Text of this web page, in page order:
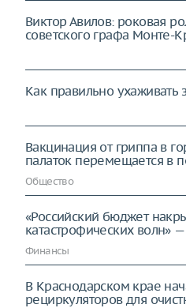
Виктор Авилов: роковая
советского графа Монте-
Как правильно ухаживать
Вакцинация от гриппа в
палаток перемещается в
Общество
«Российский бюджет
катастрофических волн»
Финансы
В Краснодарском крае
рециркуляторов для